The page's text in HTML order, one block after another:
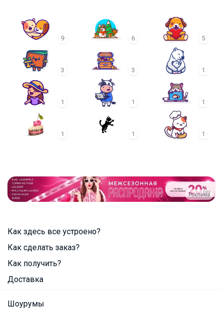
9 6 5
3 3 1
1 1 1
1 1 1
Реклама
Как здесь все устроено?
Как сделать заказ?
Как получить?
Доставка
Шоурумы